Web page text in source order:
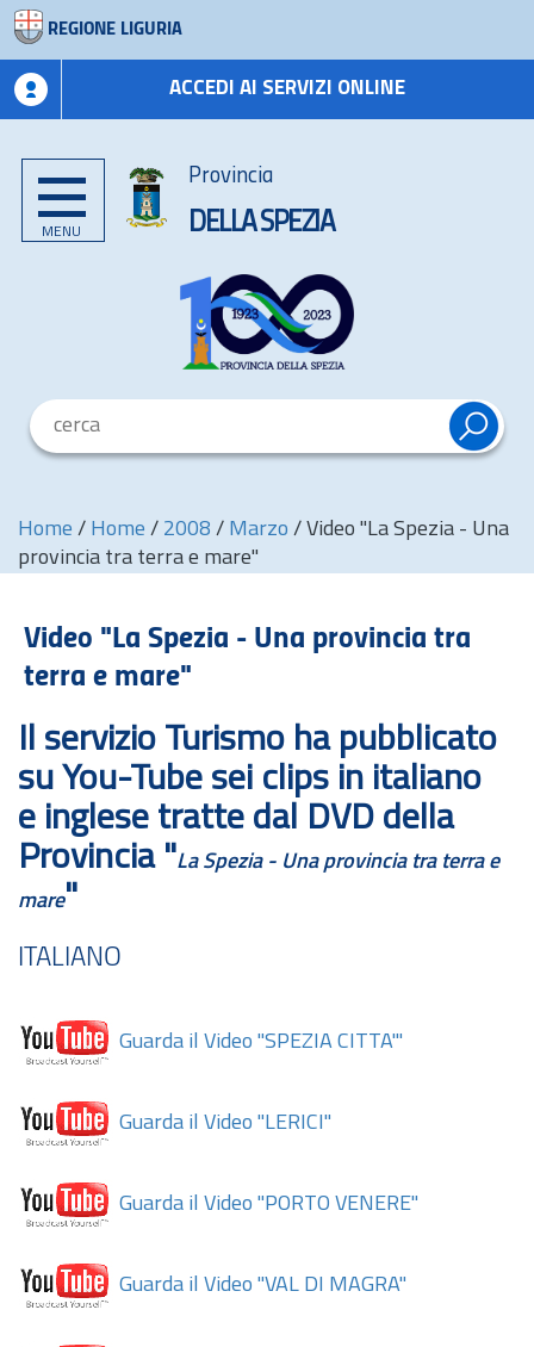
REGIONE LIGURIA
ACCEDI AI SERVIZI ONLINE
MENU
Provincia
DELLA SPEZIA
Home / Home / 2008 / Marzo / Video "La Spezia - Una
provincia tra terra e mare"
Video "La Spezia - Una provincia tra
terra e mare"
Il servizio Turismo ha pubblicato
su You-Tube sei clips in italiano
e inglese tratte dal DVD della
Provincia "La Spezia - Una provincia tra terra e
mare"
ITALIANO
Guarda il Video "SPEZIA CITTA'"
Guarda il Video "LERICI"
Guarda il Video "PORTO VENERE"
Guarda il Video "VAL DI MAGRA"